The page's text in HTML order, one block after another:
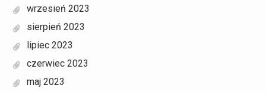
wrzesień 2023
sierpień 2023
lipiec 2023
czerwiec 2023
maj 2023